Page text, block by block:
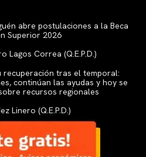
abre postulaciones a la Beca
Superior 2026
Lagos Correa (Q.E.P.D.)
recuperación tras el temporal:
continúan las ayudas y hoy se
recursos regionales
Linero (Q.E.P.D.)